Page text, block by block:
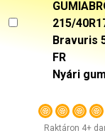
C B
34 490 Ft